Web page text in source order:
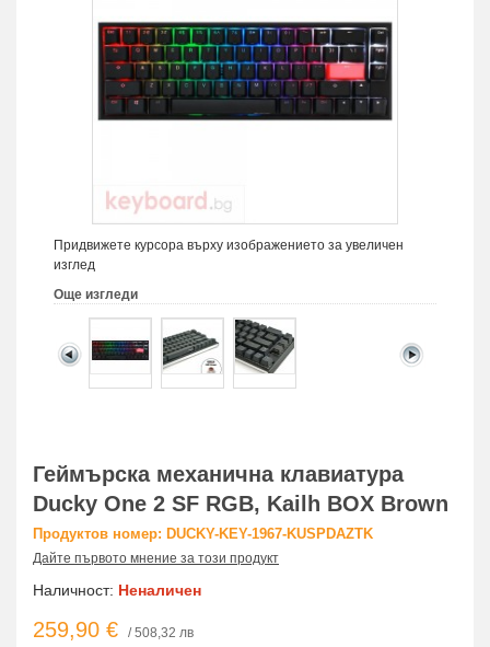
Придвижете курсора върху изображението за увеличен
изглед
Още изгледи
Геймърскa механична клавиатура
Ducky One 2 SF RGB, Kailh BOX Brown
Продуктов номер: DUCKY-KEY-1967-KUSPDAZTK
Дайте първото мнение за този продукт
Наличност: Неналичен
259,90 € / 508,32 лв